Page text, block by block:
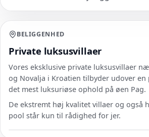
BELIGGENHED
Private luksusvillaer
Vores eksklusive private luksusvillaer
og Novalja i Kroatien tilbyder udover en
det mest luksuriøse ophold på øen Pag.
De ekstremt høj kvalitet villaer og også
pool står kun til rådighed for jer.